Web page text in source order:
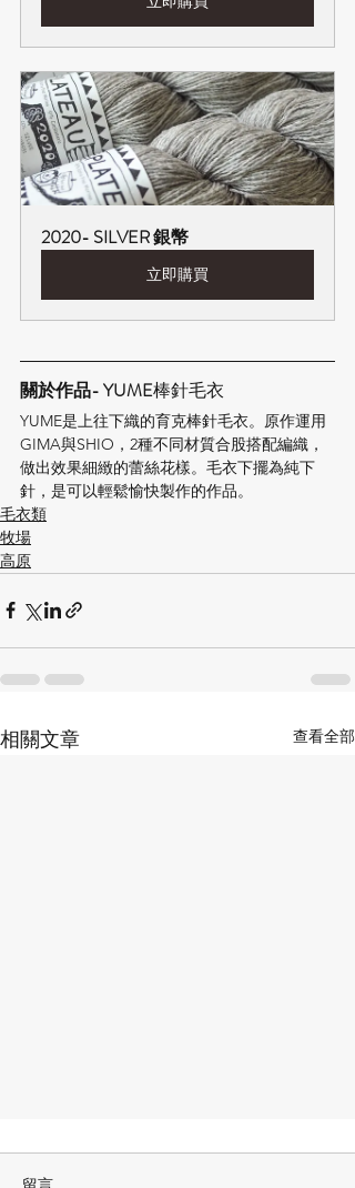
2020- SILVER 銀幣
立即購買
關於作品- YUME棒針毛衣
YUME是上往下織的育克棒針毛衣。原作運用
GIMA與SHIO，2種不同材質合股搭配編織，
做出效果細緻的蕾絲花樣。毛衣下擺為純下
針，是可以輕鬆愉快製作的作品。
毛衣類
牧場
高原
相關文章 查看全部